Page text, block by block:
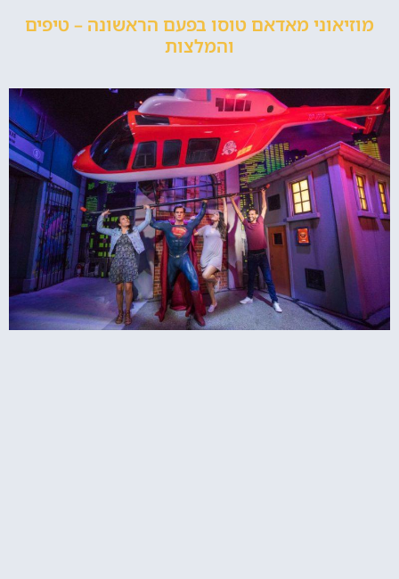
מוזיאוני מאדאם טוסו בפעם הראשונה – טיפים
והמלצות